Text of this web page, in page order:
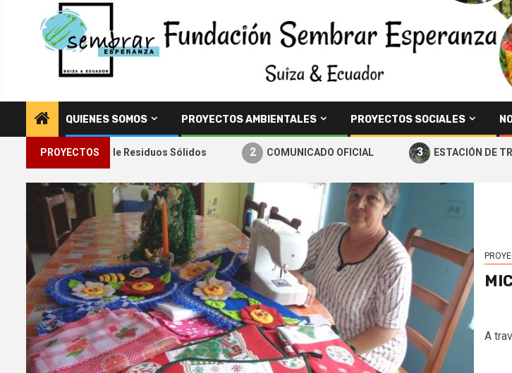
contenido
QUIENES SOMOS PROYECTOS AMBIENTALES PROYECTOS SOCIALES
PROYECTOS
MIRS – Gestión de Residuos Sólidos COMUNICADO OFICIAL ESTACIÓN DE
A